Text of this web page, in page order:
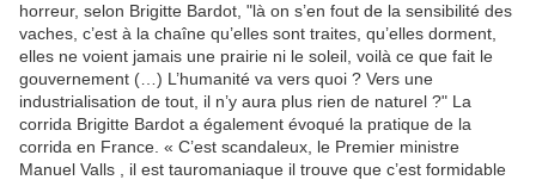
horreur, selon Brigitte Bardot, "là on s’en fout de la sensibilité des
vaches, c’est à la chaîne qu’elles sont traites, qu’elles dorment,
elles ne voient jamais une prairie ni le soleil, voilà ce que fait le
gouvernement (…) L’humanité va vers quoi ? Vers une
industrialisation de tout, il n’y aura plus rien de naturel ?" La
corrida Brigitte Bardot a également évoqué la pratique de la
corrida en France. « C’est scandaleux, le Premier ministre
Manuel Valls , il est tauromaniaque il trouve que c’est formidable